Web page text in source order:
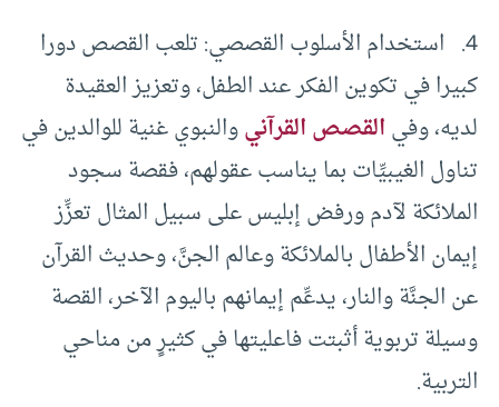
4. استخدام الأسلوب القصصي: تلعب القصص دورا
كبيرا في تكوين الفكر عند الطفل، وتعزيز العقيدة
لديه، وفيالقصص القرآنيوالنبوي غنية للوالدين في
تناول الغيبيِّات بما يناسب عقولهم، فقصة سجود
الملائكة لآدم ورفض إبليس على سبيل المثال تعزِّز
إيمان الأطفال بالملائكة وعالم الجنَّ، وحديث القرآن
عن الجنَّة والنار، يدعِّم إيمانهم باليوم الآخر، القصة
وسيلة تربوية أثبتت فاعليتها في كثيرٍ من مناحي
التربية.